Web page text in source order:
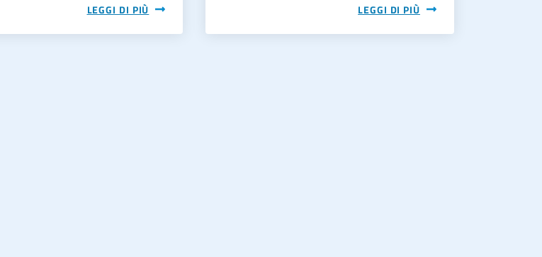
LEGGI DI PIÙ LEGGI DI PIÙ